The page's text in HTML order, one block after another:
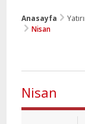
Anasayfa
Nisan
Nisan